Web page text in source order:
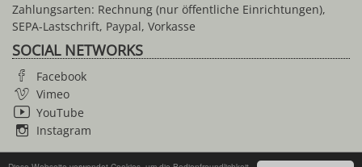
Zahlungsarten: Rechnung (nur öffentliche Einrichtungen),
SEPA-Lastschrift, Paypal, Vorkasse
SOCIAL NETWORKS
Facebook
Vimeo
YouTube
Instagram